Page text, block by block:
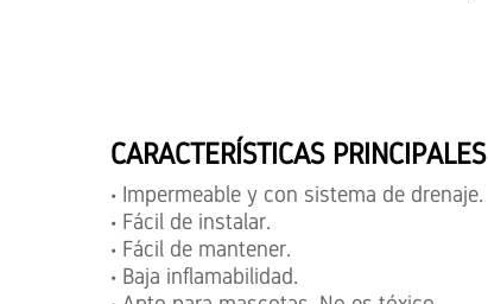
CARACTERÍSTICAS PRINCIPALES
• Impermeable y con sistema de drenaje.
• Fácil de instalar.
• Fácil de mantener.
• Baja inflamabilidad.